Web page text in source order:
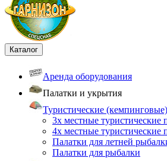
Каталог
Аренда оборудования
Палатки и укрытия
Туристические
3х местные туристические
4х местные туристические
Палатки для летней
Палатки для рыбалки